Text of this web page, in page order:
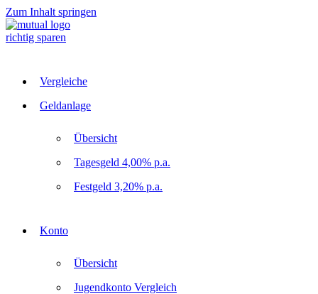
Zum Inhalt springen
richtig sparen
Vergleiche
Geldanlage
Übersicht
Tagesgeld 4,00% p.a.
Festgeld 3,20% p.a.
Konto
Übersicht
Jugendkonto Vergleich